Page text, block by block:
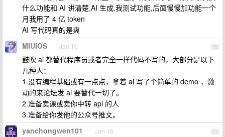
什么功能和 AI 讲清楚,AI 生成,我测试功能,后面慢慢加功能一个
月我用了 4 亿 token
AI 写代码真的是爽
76
MIUIOS Jan 16
鼓吹 ai 都替代程序员或者完全一样代码不写的，大部分是以下
几种人：
1.没有编程基础或有一点点，拿着 ai 写了个简单的 demo ，激
动的来论坛发 ai 要替代一切了。
2.准备卖课或卖你中转 api 的人
3.准备给你发他的公众号推文。
77
yanchongwen101 Jan 16